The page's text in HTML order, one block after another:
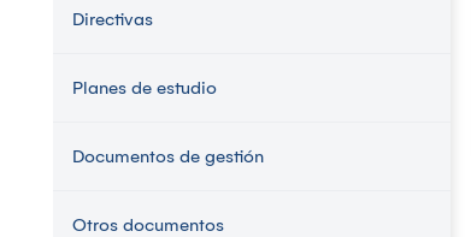
Directivas
Planes de estudio
Documentos de gestión
Otros documentos